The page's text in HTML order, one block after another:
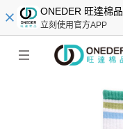
ONEDER 旺達棉品
立刻使用官方APP